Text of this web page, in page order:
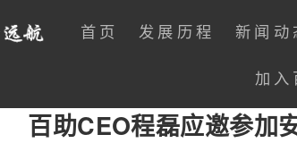
首页 发展历程 新闻动
加入
百助CEO程磊应邀参加